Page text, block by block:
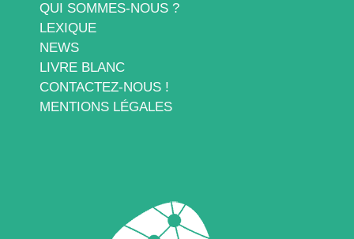
QUI SOMMES-NOUS ?
LEXIQUE
NEWS
LIVRE BLANC
CONTACTEZ-NOUS !
MENTIONS LÉGALES